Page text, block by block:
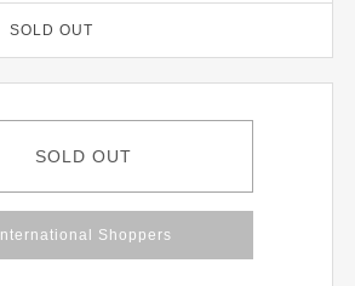
SOLD OUT
SOLD OUT
International Shoppers